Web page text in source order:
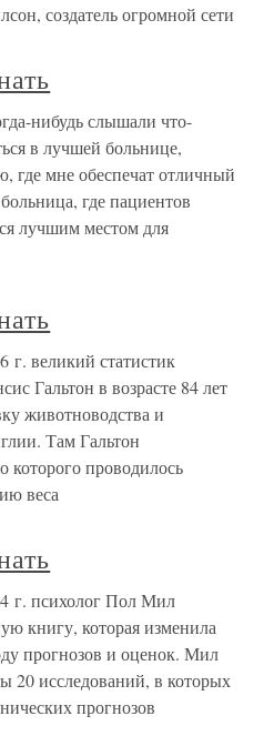
создатель огромной сети
нибудь слышали что-
в лучшей больнице,
где мне обеспечат отличный
где пациентов
лучшим местом для
г. великий статистик
Гальтон в возрасте 84 лет
животноводства и
Там Гальтон
которого проводилось
веса
г. психолог Пол Мил
книгу, которая изменила
прогнозов и оценок. Мил
20 исследований, в которых
прогнозов